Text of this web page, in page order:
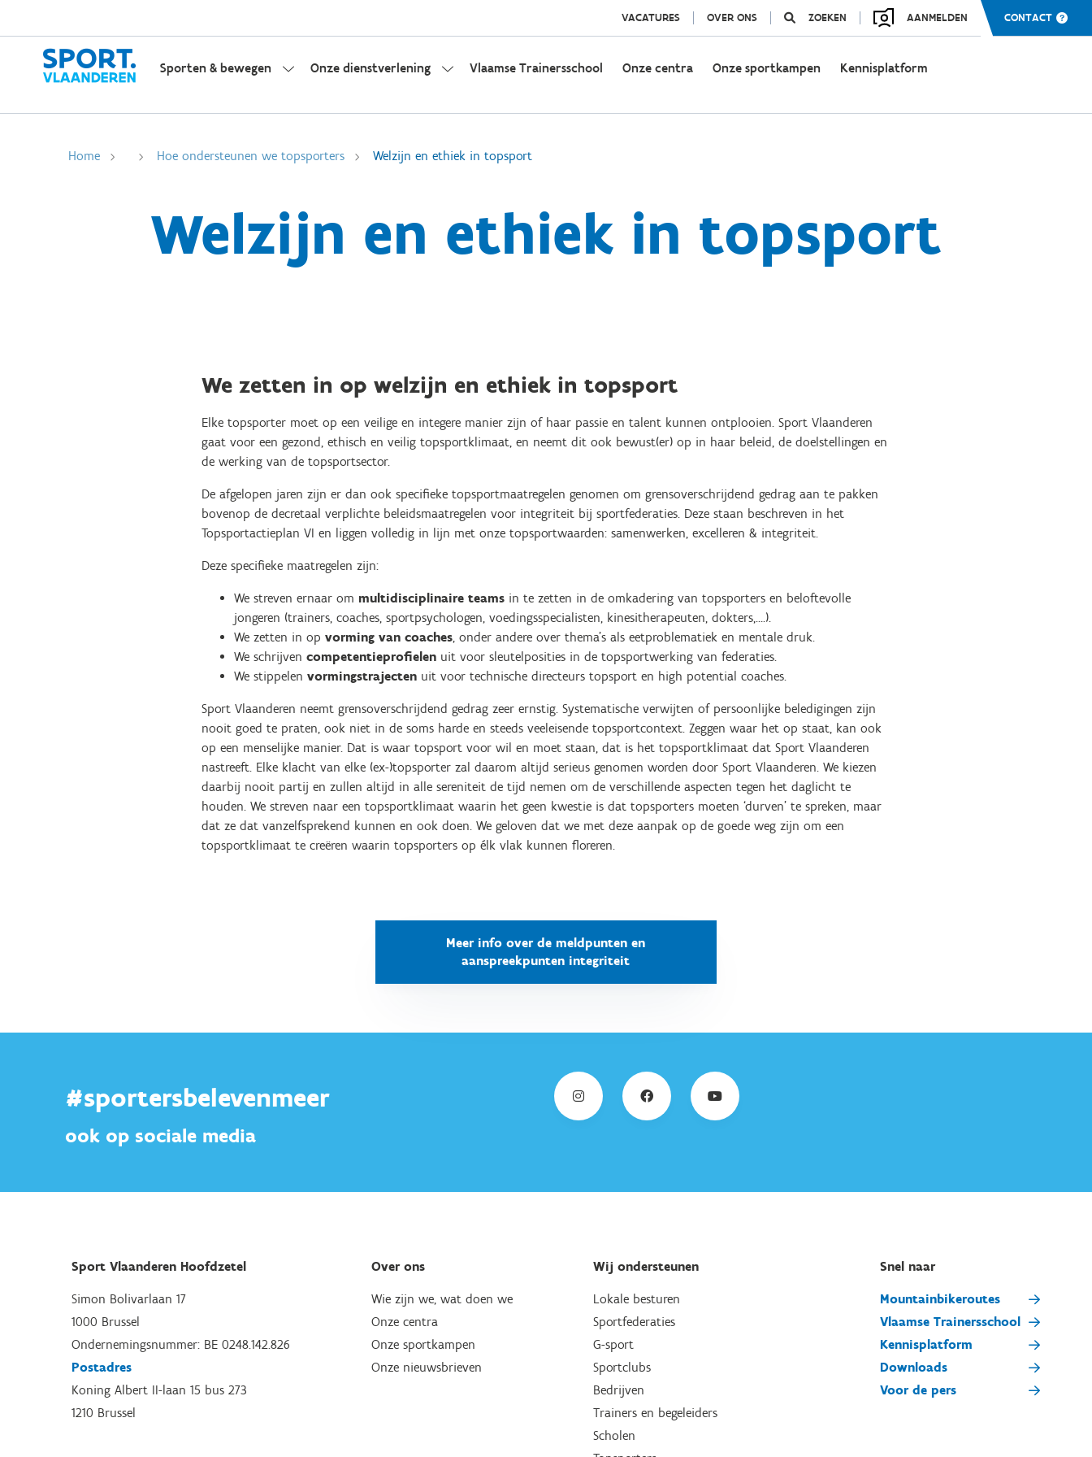
VACATURES OVER ONS ZOEKEN AANMELDEN CONTACT
Sporten & bewegen Onze dienstverlening Vlaamse Trainersschool Onze centra Onze sportkampen Kennisplatform
Home Hoe ondersteunen we topsporters Welzijn en ethiek in topsport
Welzijn en ethiek in topsport
We zetten in op welzijn en ethiek in topsport
Elke topsporter moet op een veilige en integere manier zijn of haar passie en talent kunnen ontplooien. Sport Vlaanderen
gaat voor een gezond, ethisch en veilig topsportklimaat, en neemt dit ook bewust(er) op in haar beleid, de doelstellingen en
de werking van de topsportsector.
De afgelopen jaren zijn er dan ook specifieke topsportmaatregelen genomen om grensoverschrijdend gedrag aan te pakken
bovenop de decretaal verplichte beleidsmaatregelen voor integriteit bij sportfederaties. Deze staan beschreven in het
Topsportactieplan VI en liggen volledig in lijn met onze topsportwaarden: samenwerken, excelleren & integriteit.
Deze specifieke maatregelen zijn:
We streven ernaar om multidisciplinaire teams in te zetten in de omkadering van topsporters en beloftevolle
jongeren (trainers, coaches, sportpsychologen, voedingsspecialisten, kinesitherapeuten, dokters,….).
We zetten in op vorming van coaches, onder andere over thema’s als eetproblematiek en mentale druk.
We schrijven competentieprofielen uit voor sleutelposities in de topsportwerking van federaties.
We stippelen vormingstrajecten uit voor technische directeurs topsport en high potential coaches.
Sport Vlaanderen neemt grensoverschrijdend gedrag zeer ernstig. Systematische verwijten of persoonlijke beledigingen zijn
nooit goed te praten, ook niet in de soms harde en steeds veeleisende topsportcontext. Zeggen waar het op staat, kan ook
op een menselijke manier. Dat is waar topsport voor wil en moet staan, dat is het topsportklimaat dat Sport Vlaanderen
nastreeft. Elke klacht van elke (ex-)topsporter zal daarom altijd serieus genomen worden door Sport Vlaanderen. We kiezen
daarbij nooit partij en zullen altijd in alle sereniteit de tijd nemen om de verschillende aspecten tegen het daglicht te
houden. We streven naar een topsportklimaat waarin het geen kwestie is dat topsporters moeten ‘durven’ te spreken, maar
dat ze dat vanzelfsprekend kunnen en ook doen. We geloven dat we met deze aanpak op de goede weg zijn om een
topsportklimaat te creëren waarin topsporters op élk vlak kunnen floreren.
Meer info over de meldpunten en
aanspreekpunten integriteit
#sportersbelevenmeer
ook op sociale media
Sport Vlaanderen Hoofdzetel
Simon Bolivarlaan 17
1000 Brussel
Ondernemingsnummer: BE 0248.142.826
Postadres
Koning Albert II-laan 15 bus 273
1210 Brussel
Over ons
Wie zijn we, wat doen we
Onze centra
Onze sportkampen
Onze nieuwsbrieven
Wij ondersteunen
Lokale besturen
Sportfederaties
G-sport
Sportclubs
Bedrijven
Trainers en begeleiders
Scholen
Snel naar
Mountainbikeroutes
Vlaamse Trainersschool
Kennisplatform
Downloads
Voor de pers